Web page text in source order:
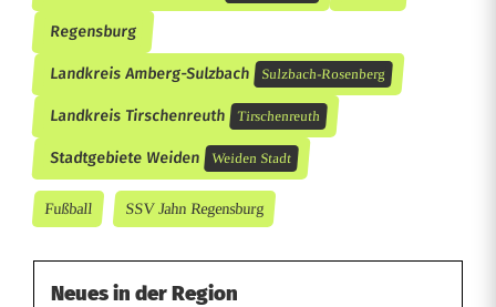
Regensburg
Landkreis Amberg-Sulzbach Sulzbach-Rosenberg
Landkreis Tirschenreuth Tirschenreuth
Stadtgebiete Weiden Weiden Stadt
Fußball SSV Jahn Regensburg
Neues in der Region